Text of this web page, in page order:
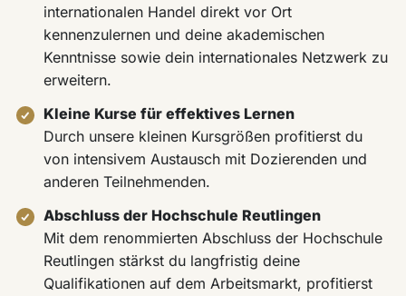
internationalen Handel direkt vor Ort
kennenzulernen und deine akademischen
Kenntnisse sowie dein internationales Netzwerk zu
erweitern.
Kleine Kurse für effektives Lernen
Durch unsere kleinen Kursgrößen profitierst du
von intensivem Austausch mit Dozierenden und
anderen Teilnehmenden.
Abschluss der Hochschule Reutlingen
Mit dem renommierten Abschluss der Hochschule
Reutlingen stärkst du langfristig deine
Qualifikationen auf dem Arbeitsmarkt, profitierst